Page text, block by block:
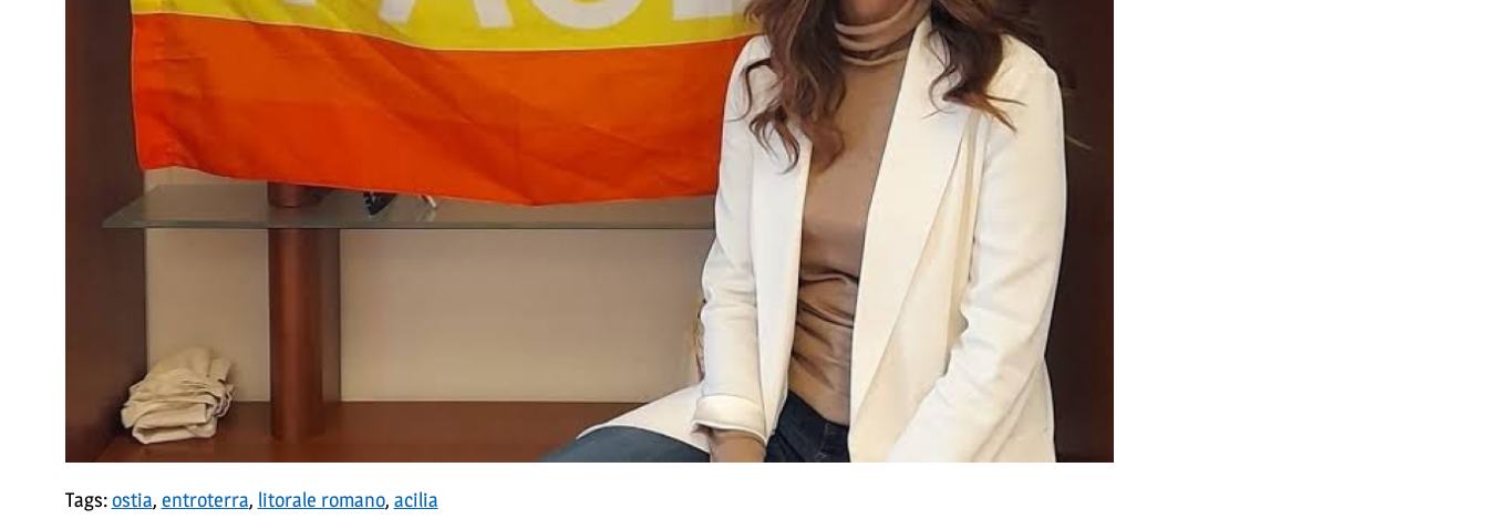
Tags:ostia, entroterra, litorale romano, acilia